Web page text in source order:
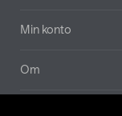
Min konto
Om